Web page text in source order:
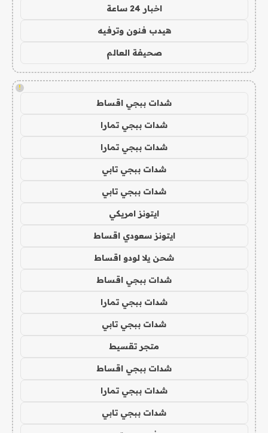
اخبار 24 ساعة
هيدب فنون وترفيه
صحيفة العالم
!
شدات ببجي اقساط
شدات ببجي تمارا
شدات ببجي تمارا
شدات ببجي تابي
شدات ببجي تابي
ايتونز امريكي
ايتونز سعودي اقساط
شحن يلا لودو اقساط
شدات ببجي اقساط
شدات ببجي تمارا
شدات ببجي تابي
متجر تقسيط
شدات ببجي اقساط
شدات ببجي تمارا
شدات ببجي تابي